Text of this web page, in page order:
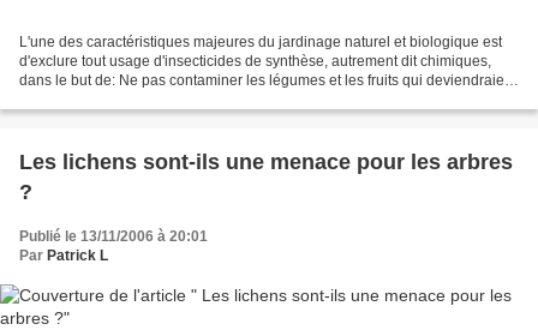
L'une des caractéristiques majeures du jardinage naturel et biologique est
d'exclure tout usage d'insecticides de synthèse, autrement dit chimiques,
dans le but de: Ne pas contaminer les légumes et les fruits qui deviendraient
Les lichens sont-ils une menace pour les arbres
?
Publié le 13/11/2006 à 20:01
Par Patrick L